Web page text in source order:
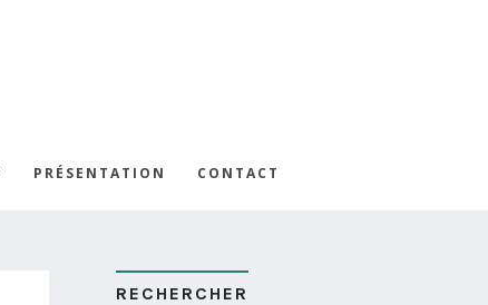
PRÉSENTATION CONTACT
RECHERCHER